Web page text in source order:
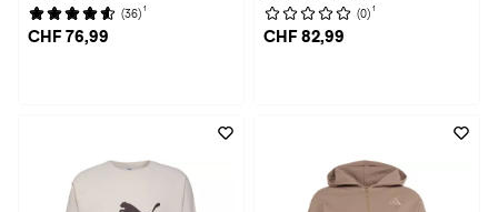
(36) 1
CHF 76,99
(0) 1
CHF 82,99